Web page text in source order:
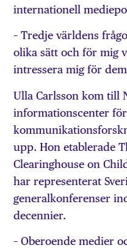
internationell
– Tredje världens
olika sätt och för mig
intressera mig för
Ulla Carlsson kom till
informationscenter
upp. Hon etablerade
Clearinghouse on
har representerat
generalkonferenser
decennier.
– Oberoende medier